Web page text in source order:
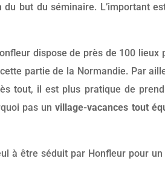
but du séminaire. L’important
dispose de près de 100 lieux
partie de la Normandie. Par
tout, il est plus pratique de
pas un village-vacances tout
à être séduit par Honfleur pour